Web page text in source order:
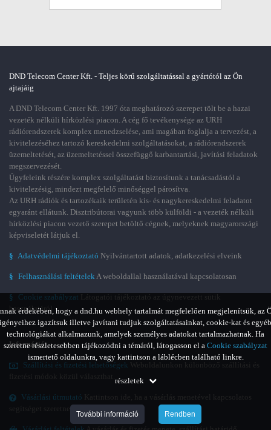
érdekében, hogy a dnd.hu webhely tartalmát megfelelően megjelenítsük, az
igényeihez igazítsuk illetve javítani tudjuk szolgáltatásainkat, cookie-kat és egyéb
technológiákat alkalmazunk, amelyek személyes adatokat tartalmazhatnak. Ha
szeretne részletesebben tájékozódni a témáról, látogasson el a Cookie szabályzat
ismertető oldalunkra, vagy kattintson a láblécben található linkre.
részletek
További információ Rendben
DND Telecom Center Kft. - Teljes körű szolgáltatással a gyártótól az Ön
ajtajáig
A DND Telecom Center Kft. 1997 óta meghatározó szerepet tölt be a hazai
vezeték nélküli hírközlési piacon. A cég fő tevékenysége az URH
rádiórendszerek komplex menedzselése, ami magában foglalja a tervezést, a
kivitelezéséhez tartozó kereskedelmi szolgáltatásokat, a rádiórendszerek
üzemeltetését, az üzemeltetéssel összefüggő karbantartási, javítási feladatok
megszervezését.
Ügyfeleink részére komplex szolgáltatást biztosítunk a tanácsadástól a
kivitelezésig, mindezt megfelelő minőséggel párosítva.
Az URH rádiók és tartozékaik területén kis- és nagykereskedelmi feladatot
egyaránt ellátunk. Disztribútorai vagyunk több külföldi - a vezeték nélküli
hírközlési piacon vezető szerepet betöltő cégnek, melyeknek magyarországi
képviseletét látjuk el.
§ Adatvédelmi tájékoztató Nyilvántartott adatok, adatkezelési elveink
§ Felhasználási feltételekA weboldallal használatával kapcsolatosan
§ Cookie szabályzat
Látogatói tájékoztató az úgynevezett sütik
használatáról
Információ
Szállítási és fizetési lehetőségek Weboldalunkon különböző szállítási és
fizetési módok közül választhat.
Vásárlási útmutató Kattintson ide, ha a vásárlás menetével kapcsolatos
segítséget szeretne kapni.